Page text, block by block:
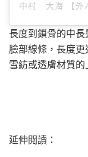
長度到鎖骨的中
臉部線條，長度
雪紡或透膚材質的
延伸閱讀：